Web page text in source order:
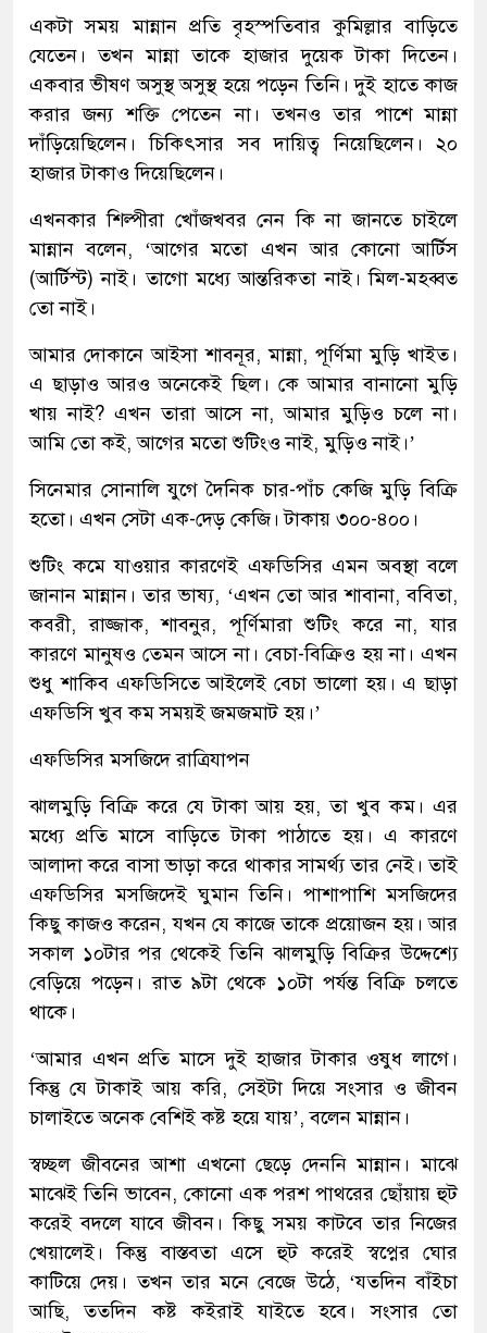
একটা সময় মান্নান প্রতি বৃহস্পতিবার কুমিল্লার বাড়িতে
যেতেন। তখন মান্না তাকে হাজার দুয়েক টাকা দিতেন।
একবার ভীষণ অসুস্থ অসুস্থ হয়ে পড়েন তিনি। দুই হাতে কাজ
করার জন্য শক্তি পেতেন না। তখনও তার পাশে মান্না
দাঁড়িয়েছিলেন। চিকিৎসার সব দায়িত্ব নিয়েছিলেন। ২০
হাজার টাকাও দিয়েছিলেন।
এখনকার শিল্পীরা খোঁজখবর নেন কি না জানতে চাইলে
মান্নান বলেন, ‘আগের মতো এখন আর কোনো আর্টিস
(আর্টিস্ট) নাই। তাগো মধ্যে আন্তরিকতা নাই। মিল-মহব্বত
তো নাই।
আমার দোকানে আইসা শাবনূর, মান্না, পূর্ণিমা মুড়ি খাইত।
এ ছাড়াও আরও অনেকেই ছিল। কে আমার বানানো মুড়ি
খায় নাই? এখন তারা আসে না, আমার মুড়িও চলে না।
আমি তো কই, আগের মতো শুটিংও নাই, মুড়িও নাই।’
সিনেমার সোনালি যুগে দৈনিক চার-পাঁচ কেজি মুড়ি বিক্রি
হতো। এখন সেটা এক-দেড় কেজি। টাকায় ৩০০-৪০০।
শুটিং কমে যাওয়ার কারণেই এফডিসির এমন অবস্থা বলে
জানান মান্নান। তার ভাষ্য, ‘এখন তো আর শাবানা, ববিতা,
কবরী, রাজ্জাক, শাবনুর, পূর্ণিমারা শুটিং করে না, যার
কারণে মানুষও তেমন আসে না। বেচা-বিক্রিও হয় না। এখন
শুধু শাকিব এফডিসিতে আইলেই বেচা ভালো হয়। এ ছাড়া
এফডিসি খুব কম সময়ই জমজমাট হয়।’
এফডিসির মসজিদে রাত্রিযাপন
ঝালমুড়ি বিক্রি করে যে টাকা আয় হয়, তা খুব কম। এর
মধ্যে প্রতি মাসে বাড়িতে টাকা পাঠাতে হয়। এ কারণে
আলাদা করে বাসা ভাড়া করে থাকার সামর্থ্য তার নেই। তাই
এফডিসির মসজিদেই ঘুমান তিনি। পাশাপাশি মসজিদের
কিছু কাজও করেন, যখন যে কাজে তাকে প্রয়োজন হয়। আর
সকাল ১০টার পর থেকেই তিনি ঝালমুড়ি বিক্রির উদ্দেশ্যে
বেড়িয়ে পড়েন। রাত ৯টা থেকে ১০টা পর্যন্ত বিক্রি চলতে
থাকে।
‘আমার এখন প্রতি মাসে দুই হাজার টাকার ওষুধ লাগে।
কিন্তু যে টাকাই আয় করি, সেইটা দিয়ে সংসার ও জীবন
চালাইতে অনেক বেশিই কষ্ট হয়ে যায়’, বলেন মান্নান।
স্বচ্ছল জীবনের আশা এখনো ছেড়ে দেননি মান্নান। মাঝে
মাঝেই তিনি ভাবেন, কোনো এক পরশ পাথরের ছোঁয়ায় হুট
করেই বদলে যাবে জীবন। কিছু সময় কাটবে তার নিজের
খেয়ালেই। কিন্তু বাস্তবতা এসে হুট করেই স্বপ্নের ঘোর
কাটিয়ে দেয়। তখন তার মনে বেজে উঠে, ‘যতদিন বাঁইচা
আছি, ততদিন কষ্ট কইরাই যাইতে হবে। সংসার তো